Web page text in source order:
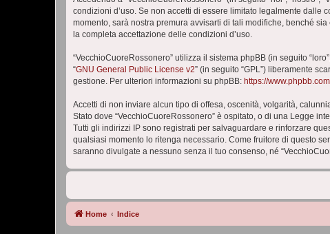
condizioni d’uso. Se non accetti di essere limitato legalmente dalle
momento, sarà nostra premura avvisarti di tali modifiche, benché
la completa accettazione delle condizioni d’uso.
“VecchioCuoreRossonero” utilizza il sistema phpBB (in seguito
“GNU General Public License v2” (in seguito “GPL”) liberamente
gestione. Per ulteriori informazioni su phpBB: https://www.phpbb.com
Accetti di non inviare alcun tipo di offesa, oscenità, volgarità,
Stato dove “VecchioCuoreRossonero” è ospitato, o di una Legge
Tutti gli indirizzi IP sono registrati per salvaguardare e rinforzare
qualsiasi momento lo ritenga necessario. Come fruitore di questo
saranno divulgate a nessuno senza il tuo consenso, né
Home Indice